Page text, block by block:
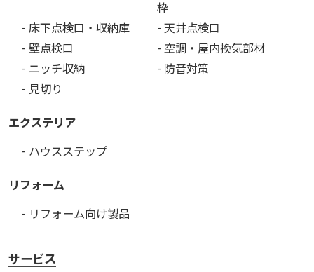
枠
- 床下点検口・収納庫
- 天井点検口
- 壁点検口
- 空調・屋内換気部材
- ニッチ収納
- 防音対策
- 見切り
エクステリア
- ハウスステップ
リフォーム
- リフォーム向け製品
サービス